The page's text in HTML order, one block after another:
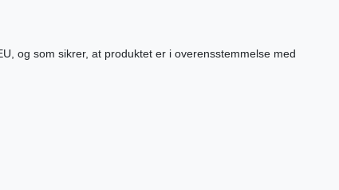
og som sikrer, at produktet er i overensstemmelse med